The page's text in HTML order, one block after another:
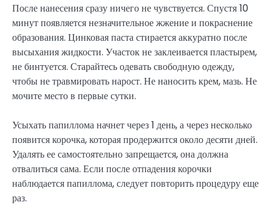
После нанесения сразу ничего не чувствуется. Спустя 10
минут появляется незначительное жжение и покраснение
образования. Цинковая паста стирается аккуратно после
высыхания жидкости. Участок не заклеивается пластырем,
не бинтуется. Старайтесь одевать свободную одежду,
чтобы не травмировать нарост. Не наносить крем, мазь. Не
мочите место в первые сутки.
Усыхать папиллома начнет через 1 день, а через несколько
появится корочка, которая продержится около десяти дней.
Удалять ее самостоятельно запрещается, она должна
отвалиться сама. Если после отпадения корочки
наблюдается папиллома, следует повторить процедуру еще
раз.